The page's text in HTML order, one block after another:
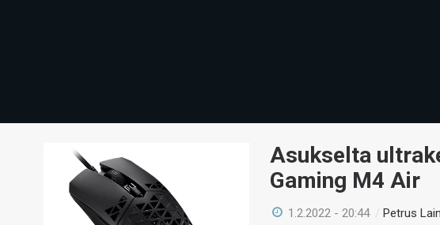
Asukselta
Gaming M4 Air
1.2.2022 - 20:44 /Petrus